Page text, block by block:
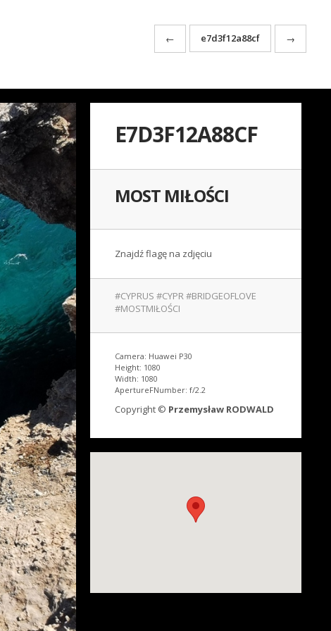
← e7d3f12a88cf →
E7D3F12A88CF
MOST MIŁOŚCI
Znajdź flagę na zdjęciu
#CYPRUS #CYPR #BRIDGEOFLOVE
#MOSTMIŁOŚCI
Camera: Huawei P30
Height: 1080
Width: 1080
ApertureFNumber: f/2.2
Copyright © Przemysław RODWALD